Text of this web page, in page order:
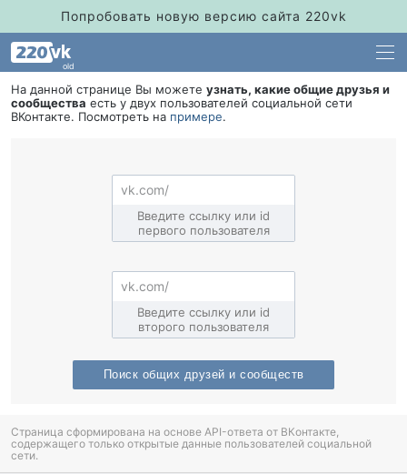
Попробовать новую версию сайта 220vk
old
На данной странице Вы можете узнать, какие общие друзья и
сообщества есть у двух пользователей социальной сети
Контакте. Посмотреть на примере.
едите ссылку или id
первого пользователя
едите ссылку или id
торого пользователя
Поиск общих друзей и сообщест
Страница сформирована на основе API-ответа от ВКонтакте,
содержащего только открытые данные пользователей социальной
сети.